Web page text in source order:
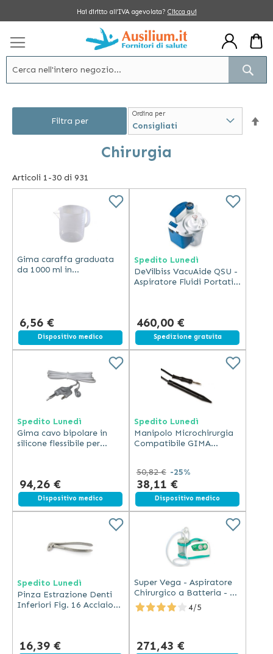
Hai diritto all’IVA agevolata? Clicca qui
Chirurgia
Articoli 1-30 di 931
Ordina per
Gima caraffa graduata
da 1000 ml in
6,56 €
Spedizione gratuita
Dispositivo medico
Spedito Lunedì
DeVilbiss VacuAide QSU -
Aspiratore Fluidi Portatile
460,00 €
Spedizione gratuita
Spedito Lunedì
Gima cavo bipolare in
silicone flessibile per
94,26 €
Dispositivo medico
Spedito Lunedì
Manipolo Microchirurgia
Compatibile GIMA
50,82 € -25%
38,11 €
Dispositivo medico
Spedito Lunedì
Pinza Estrazione Denti
Inferiori Fig. 16 Acciaio
16,39 €
Super Vega - Aspiratore
Chirurgico a Batteria - 16
L/min - Plastica
4/5
271,43 €
Filtra per